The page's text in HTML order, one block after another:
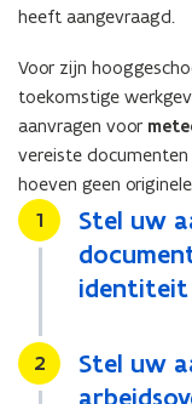
heeft aangevraagd.
Voor zijn
toekomstige
aanvragen voor
vereiste
hoeven geen
Stap
1
Stel uw
identiteit
Stap
2
Stel uw